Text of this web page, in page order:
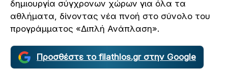
δημιουργία σύγχρονων χώρων για όλα τα
αθλήματα, δίνοντας νέα πνοή στο σύνολο του
προγράμματος «Διπλή Ανάπλαση».
Προσθέστε το filathlos.gr στην Google